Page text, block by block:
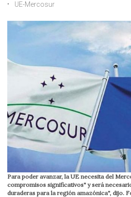
UE-Mercosur
Para poder avanzar, la UE necesita del
compromisos significativos" y será
duraderas para la región amazónica", dijo.